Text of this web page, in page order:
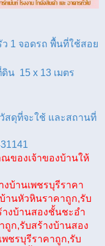
ว 1 จอดรถ พื้นที่ใช้สอย
ดิน 15 x 13 เมตร
วัสดุที่จะใช้ และสถานที่
ของเจ้าของบ้านให้
บ้านเพชรบุรีราคา
านหัวหินราคาถูก,รับ
างบ้านสองชั้นชะอํา
ถูก,รับสร้างบ้านสอง
ชรบุรีราคาถูก,รับ